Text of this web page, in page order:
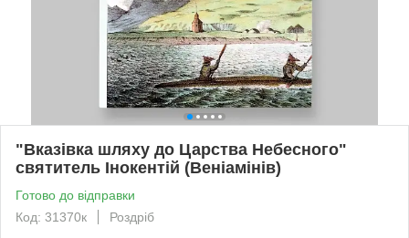
"Вказівка ​​шляху до Царства Небесного"
святитель Інокентій (Веніамінів)
Готово до відправки
Код: 31370к
Роздріб